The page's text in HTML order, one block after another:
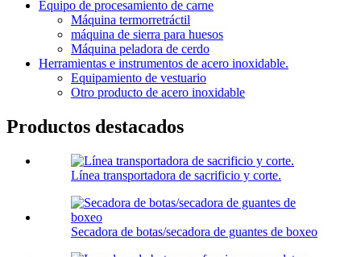
Equipo de procesamiento de carne
Máquina termorretráctil
máquina de sierra para huesos
Máquina peladora de cerdo
Herramientas e instrumentos de acero inoxidable.
Equipamiento de vestuario
Otro producto de acero inoxidable
Productos destacados
Línea transportadora de sacrificio y corte.
Secadora de botas/secadora de guantes de boxeo